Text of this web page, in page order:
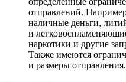
отправлений.
наличные деньги,
и
наркотики и другие
Также имеются
и размеры отправления.